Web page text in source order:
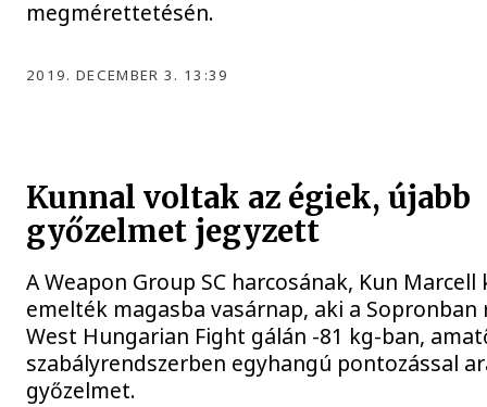
megmérettetésén.
2019. DECEMBER 3. 13:39
Kunnal voltak az égiek, újabb
győzelmet jegyzett
A Weapon Group SC harcosának, Kun Marcell
emelték magasba vasárnap, aki a
West Hungarian Fight gálán -81 kg-ban,
szabályrendszerben egyhangú pontozással
győzelmet.